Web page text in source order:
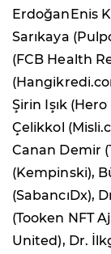
ErdoğanEnis
Sarıkaya
(FCB Health
Şirin Işık
Çelikkol
Canan Demir
(Kempinski),
(SabancıDx),
(Tooken NFT
United), Dr.